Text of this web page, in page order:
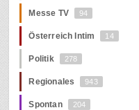
Messe TV 94
Österreich Intim 14
Politik 278
Regionales 943
Spontan 204